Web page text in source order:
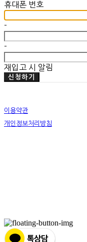
휴대폰 번호
-
-
재입고 시 알림
신청하기
이용약관
개인정보처리방침